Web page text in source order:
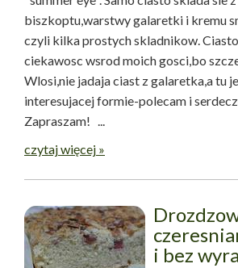
biszkoptu,warstwy galaretki i kremu
czyli kilka prostych skladnikow.
ciekawosc wsrod moich gosci,bo
Wlosi,nie jadaja ciast z galaretka,a tu
interesujacej formie-polecam i
Zapraszam! ...
czytaj więcej »
i bez